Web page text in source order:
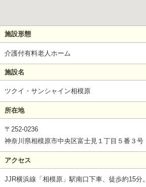
施設形態
介護付有料老人ホーム
施設名
ツクイ・サンシャイン相模原
所在地
〒252-0236
神奈川県相模原市中央区富士見１丁目５番３号
アクセス
JJR横浜線「相模原」駅南口下車、徒歩約15分。